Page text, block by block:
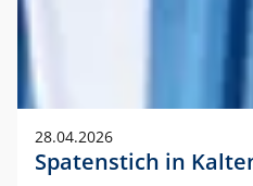
28.04.2026
Spatenstich in